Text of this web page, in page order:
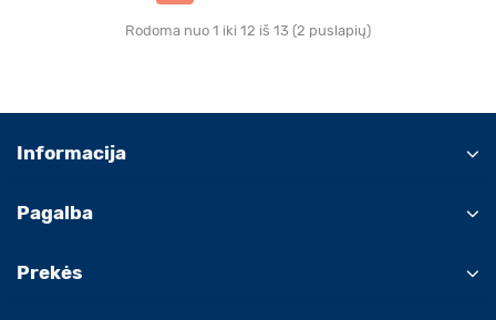
Rodoma nuo 1 iki 12 iš 13 (2 puslapių)
Informacija
Pagalba
Prekės